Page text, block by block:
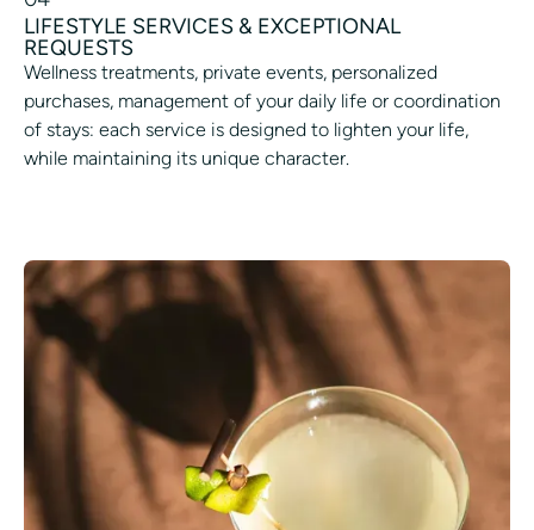
LIFESTYLE SERVICES & EXCEPTIONAL
REQUESTS
Wellness treatments, private events, personalized
purchases, management of your daily life or coordination
of stays: each service is designed to lighten your life,
while maintaining its unique character.